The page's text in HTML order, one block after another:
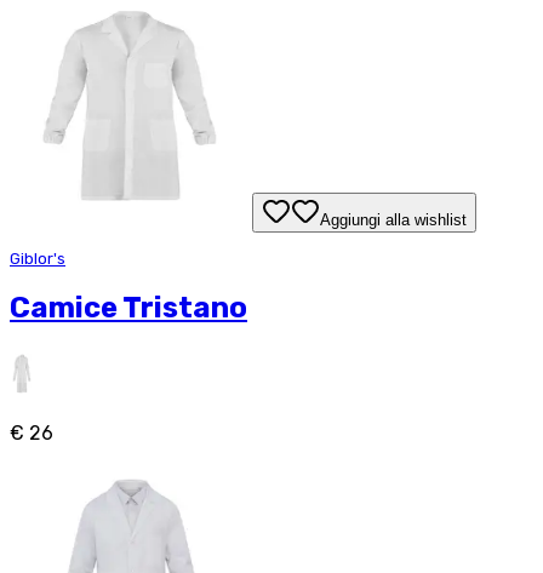
Aggiungi alla wishlist
Giblor's
Camice Tristano
€ 26